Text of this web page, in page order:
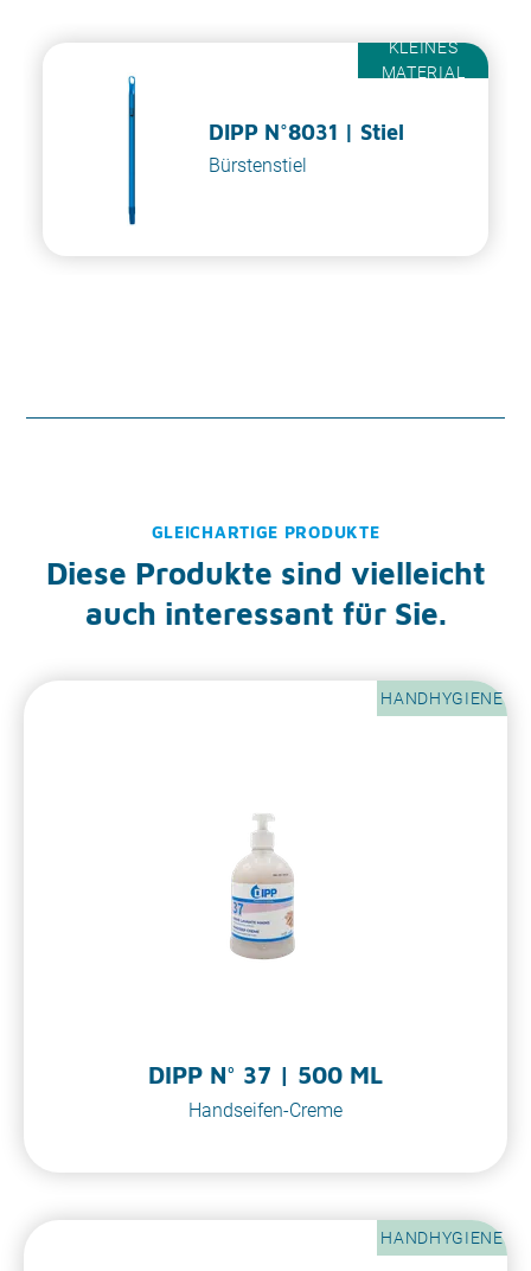
KLEINES
MATERIAL
DIPP N°8031 | Stiel
Bürstenstiel
GLEICHARTIGE PRODUKTE
Diese Produkte sind vielleicht
auch interessant für Sie.
HANDHYGIENE
DIPP N° 37 | 500 ML
Handseifen-Creme
HANDHYGIENE